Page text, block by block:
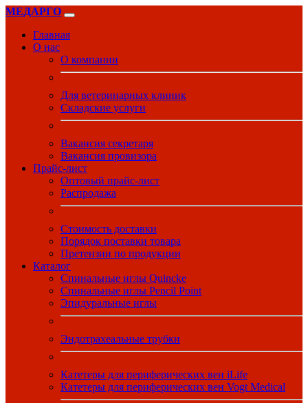
МЕДАРГО
Главная
О нас
О компании
Для ветеринарных клиник
Складские услуги
Вакансия секретаря
Вакансия провизора
Прайс-лист
Оптовый прайс-лист
Распродажа
Стоимость доставки
Порядок поставки товара
Претензии по продукции
Каталог
Спинальные иглы Quincke
Спинальные иглы Pencil Point
Эпидуральные иглы
Эндотрахеальные трубки
Катетеры для периферических вен iLife
Катетеры для периферических вен Vogt Medical